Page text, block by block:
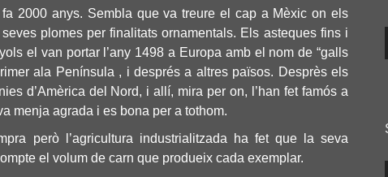
2000 anys. Sembla que va treure el cap a Mèxic on els
plomes per finalitats ornamentals. Els asteques fins i
el van portar l’any 1498 a Europa amb el nom de “galls
ala Península , i després a altres països. Desprès els
d’Amèrica del Nord, i allí, mira per on, l’han fet famós a
menja agrada i es bona per a tothom.
però l’agricultura industrialitzada ha fet que la seva
el volum de carn que produeix cada exemplar.